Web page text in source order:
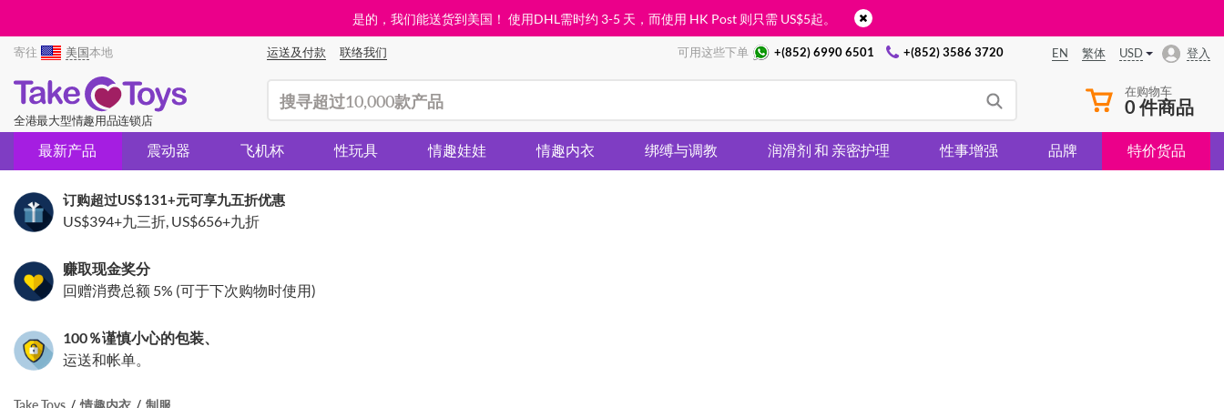
是的，我们能送货到美国！ 使用DHL需时约 3-5 天，而使用 HK Post 则只需 US$5起。
寄往 美国本地 运送及付款 联络我们 可用这些下单 +(852) 6990 6501 +(852) 3586 3720 EN 繁体 USD 登入
在购物车
0 件商品
全港最大型情趣用品连锁店
最新产品 震动器 飞机杯 性玩具 情趣娃娃 情趣内衣 绑缚与调教 润滑剂 和 亲密护理 性事增强 品牌 特价货品
订购超过US$131+元可享九五折优惠
US$394+九三折, US$656+九折
赚取现金奖分
回赠消费总额 5% (可于下次购物时使用)
100％谨慎小心的包装、
运送和帐单。
Take Toys 情趣内衣 制服